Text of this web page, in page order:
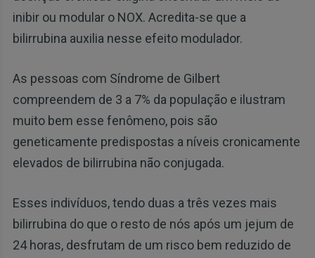
inibir ou modular o NOX. Acredita-se que a
bilirrubina auxilia nesse efeito modulador.
As pessoas com Síndrome de Gilbert
compreendem de 3 a 7% da população e ilustram
muito bem esse fenômeno, pois são
geneticamente predispostas a níveis cronicamente
elevados de bilirrubina não conjugada.
Esses indivíduos, tendo duas a três vezes mais
bilirrubina do que o resto de nós após um jejum de
24 horas, desfrutam de um risco bem reduzido de